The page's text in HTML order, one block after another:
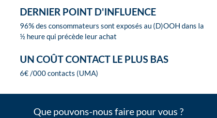
DERNIER POINT D'INFLUENCE
96% des consommateurs sont exposés au (D)OOH dans la
½ heure qui précède leur achat
UN COÛT CONTACT LE PLUS BAS
6€ /000 contacts (UMA)
Que pouvons-nous faire pour vous ?